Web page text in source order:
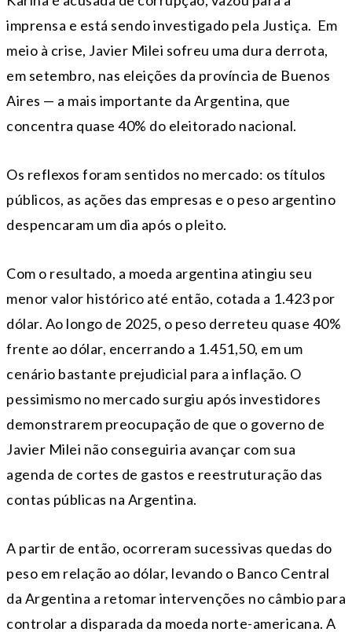
imprensa e está sendo investigado pela Justiça. Em
meio à crise, Javier Milei sofreu uma dura derrota,
em setembro, nas eleições da província de Buenos
Aires — a mais importante da Argentina, que
concentra quase 40% do eleitorado nacional.
Os reflexos foram sentidos no mercado: os títulos
públicos, as ações das empresas e o peso argentino
despencaram um dia após o pleito.
Com o resultado, a moeda argentina atingiu seu
menor valor histórico até então, cotada a 1.423 por
dólar. Ao longo de 2025, o peso derreteu quase 40%
frente ao dólar, encerrando a 1.451,50, em um
cenário bastante prejudicial para a inflação. O
pessimismo no mercado surgiu após investidores
demonstrarem preocupação de que o governo de
Javier Milei não conseguiria avançar com sua
agenda de cortes de gastos e reestruturação das
contas públicas na Argentina.
A partir de então, ocorreram sucessivas quedas do
peso em relação ao dólar, levando o Banco Central
da Argentina a retomar intervenções no câmbio para
controlar a disparada da moeda norte-americana. A